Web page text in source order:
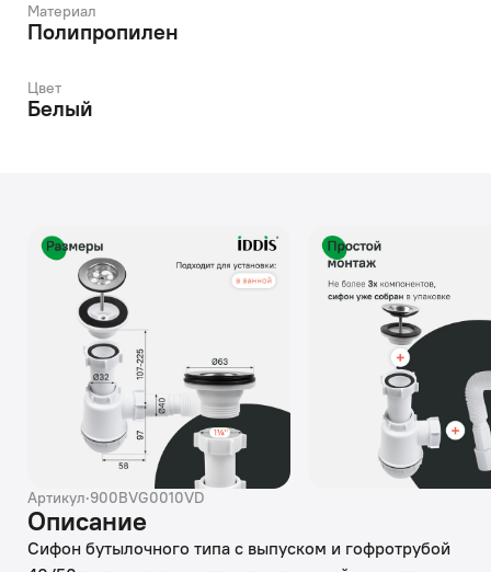
Материал
Полипропилен
Цвет
Белый
Артикул·900BVG0010VD
Описание
Сифон бутылочного типа с выпуском и гофротрубой